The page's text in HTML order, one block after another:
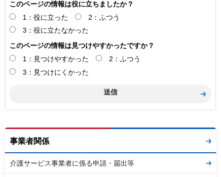
このページの情報は役に立ちましたか？
1：役に立った
2：ふつう
3：役に立たなかった
このページの情報は見つけやすかったですか？
1：見つけやすかった
2：ふつう
3：見つけにくかった
事業者関係
介護サービス事業者に係る申請・届出等